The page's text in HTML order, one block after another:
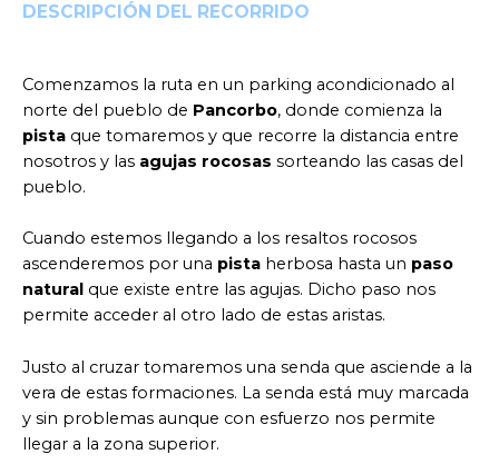
DESCRIPCIÓN DEL RECORRIDO
Comenzamos la ruta en un parking acondicionado al
norte del pueblo de Pancorbo, donde comienza la
pista que tomaremos y que recorre la distancia entre
nosotros y las agujas rocosas sorteando las casas del
pueblo.
Cuando estemos llegando a los resaltos rocosos
ascenderemos por una pista herbosa hasta un paso
natural que existe entre las agujas. Dicho paso nos
permite acceder al otro lado de estas aristas.
Justo al cruzar tomaremos una senda que asciende a la
vera de estas formaciones. La senda está muy marcada
y sin problemas aunque con esfuerzo nos permite
llegar a la zona superior.